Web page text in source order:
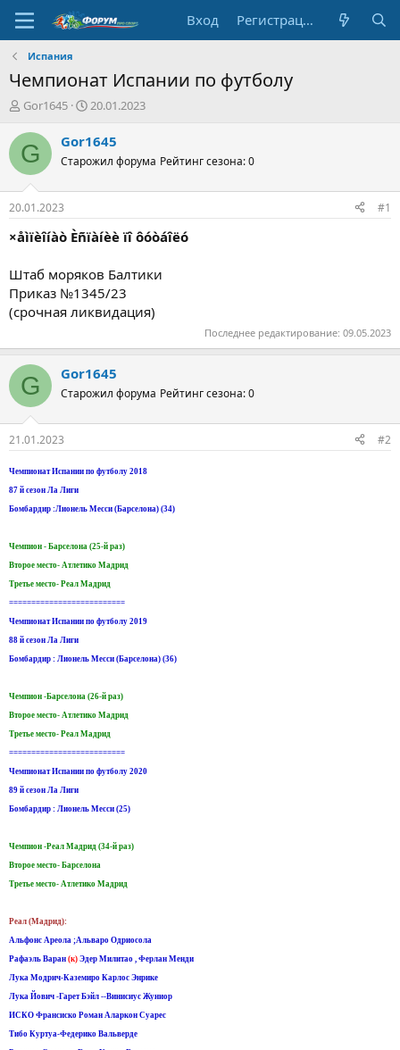
Вход Регистрация
Испания
Чемпионат Испании по футболу
А
т
о
т
е
м
ы
Gor1645
Д
т
н
а
л
20.01.2023
G Gor1645
Старожил форума Рейтинг сезона: 0
20.01.2023 #1
×åìïèîíàò Èñïàíèè ïî ôóòáîëó
Штаб моряков Балтики
Приказ №1345/23
(срочная ликвидация)
Последнее редактирование: 09.05.2023
G Gor1645
Старожил форума Рейтинг сезона: 0
21.01.2023 #2
Чемпионат Испании по футболу 2018
87 й сезон Ла Лиги
Бомбардир :Лионель Месси (Барселона) (34)
Чемпион - Барселона (25-й раз)
Второе место- Атлетико Мадрид
Третье место- Реал Мадрид
==========================
Чемпионат Испании по футболу 2019
88 й сезон Ла Лиги
Бомбардир : Лионель Месси (Барселона) (36)
Чемпион -Барселона (26-й раз)
Второе место- Атлетико Мадрид
Третье место- Реал Мадрид
==========================
Чемпионат Испании по футболу 2020
89 й сезон Ла Лиги
Бомбардир : Лионель Месси (25)
Чемпион -Реал Мадрид (34-й раз)
Второе место- Барселона
Третье место- Атлетико Мадрид
Реал (Мадрид):
Альфонс Ареола ;Альваро Одриосола
Рафаэль Варан (к) Эдер Милитао , Ферлан Менди
Лука Модрич-Каземиро Карлос Энрике
Лука Йович -Гарет Бэйл --Винисиус Жуниор
ИСКО Франсиско Роман Аларкон Суарес
Тибо Куртуа-Федерико Вальверде